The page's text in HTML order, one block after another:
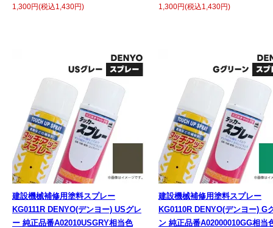
1,300円(税込1,430円)
1,300円(税込1,430円)
建設機械補修用塗料スプレー
KG0111R DENYO(デンヨー) USグレ
ー 純正品番A02010USGRY相当色
建設機械補修用塗料スプレー
KG0110R DENYO(デンヨー) G
ン 純正品番A02000010GG相当